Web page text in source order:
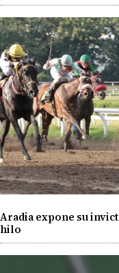
Aradia expone su
hilo